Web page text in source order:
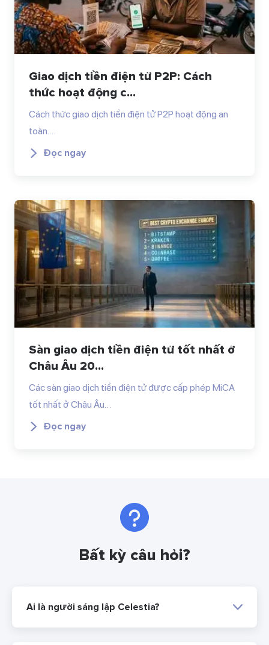
Giao dịch tiền điện tử P2P: Cách
thức hoạt động c...
Cách thức giao dịch tiền điện tử P2P hoạt động an
toàn.…
Đọc ngay
Sàn giao dịch tiền điện tử tốt nhất ở
Châu Âu 20...
Các sàn giao dịch tiền điện tử được cấp phép MiCA
tốt nhất ở Châu Âu…
Đọc ngay
Bất kỳ câu hỏi?
Ai là người sáng lập Celestia?